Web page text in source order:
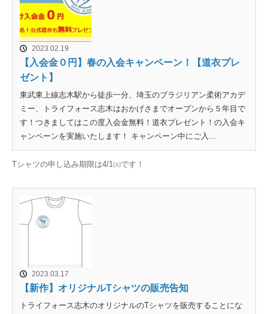
2023.02.19
【入会金０円】春の入会キャンペーン！【道衣プレ
ゼント】
東武東上線志木駅から徒歩一分、埼玉のブラジリアン柔術アカデ
ミー、トライフォース志木はおかげさまでオープンから５年目で
す！つきましてはこの度入会金無料！道衣プレゼント！の入会キ
ャンペーンを実施いたします！ キャンペーン中にご入...
Tシャツの申し込み期限は4/1㈯です！
2023.03.17
【新作】オリジナルTシャツの販売告知
トライフォース志木のオリジナルのTシャツを販売することにな